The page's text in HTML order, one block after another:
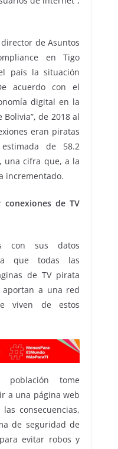
de Asuntos
en Tigo
país la situación
acuerdo con el
digital en la
de 2018 al
eran piratas
de 58.2
una cifra que, a la
incrementado.
conexiones de TV
con sus datos
que todas las
de TV pirata
a una red
viven de estos
tome
a una página web
consecuencias,
de seguridad de
evitar robos y